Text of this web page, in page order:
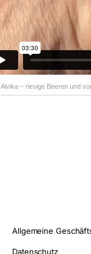
Alvika – riesige Beeren und
Allgemeine
Datenschutz